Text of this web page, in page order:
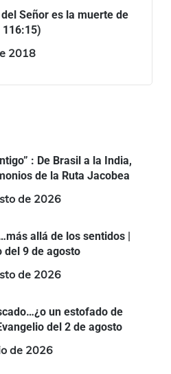
Señor es la muerte de
116:15)
2018
: De Brasil a la India,
de la Ruta Jacobea
de 2026
allá de los sentidos |
del 9 de agosto
de 2026
un estofado de
del 2 de agosto
de 2026